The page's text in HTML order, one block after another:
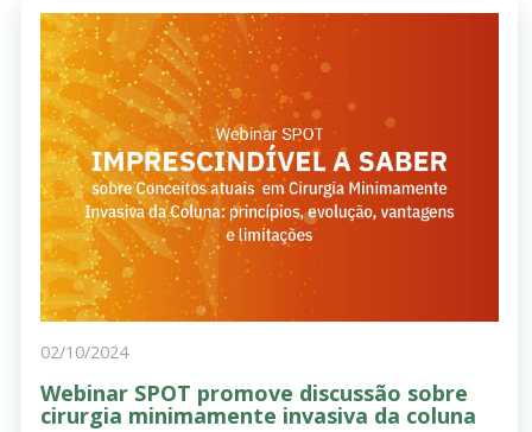
02/10/2024
Webinar SPOT promove discussão sobre
cirurgia minimamente invasiva da coluna